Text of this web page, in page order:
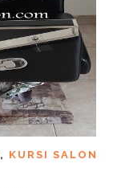
, KURSI SALON